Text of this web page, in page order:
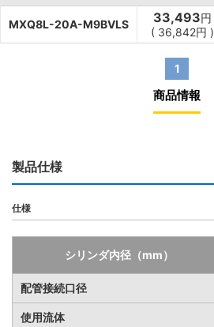
MXQ8L-20A-M9BVLS 33,493円
( 36,842円 )
1
商品情報
製品仕様
仕様
シリンダ内径（mm）
配管接続口径
使用流体